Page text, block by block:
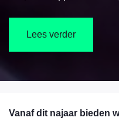
Lees verder
Vanaf dit najaar bieden